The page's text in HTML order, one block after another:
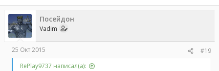
Посейдон
Vadim
25 Окт 2015
#19
RePlay9737 написал(а):